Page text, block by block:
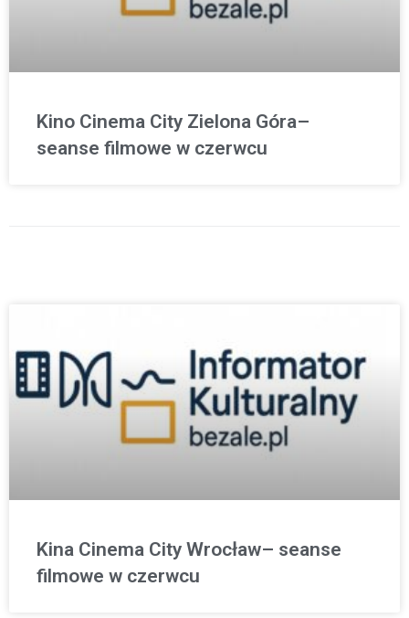
Kino Cinema City Zielona Góra–
seanse filmowe w czerwcu
Kina Cinema City Wrocław– seanse
filmowe w czerwcu